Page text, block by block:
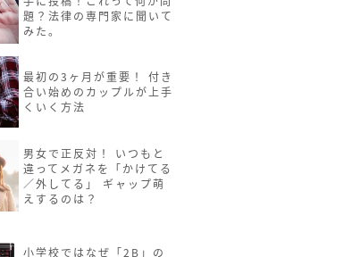
題？法律の専門家に聞いて
みた。
最初の3ヶ月が重要！ 付き
合い始めのカップルが上手
くいく方法
男女で正反対！ いつもと
違ってメガネを「かけてる
／外してる」 ギャップ萌
えするのは？
小学校ではなぜ「2B」の